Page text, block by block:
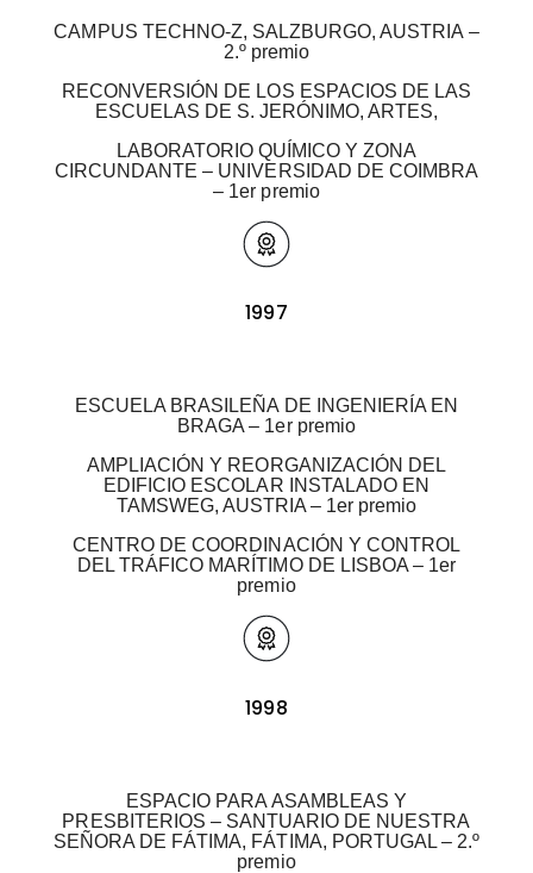
CAMPUS TECHNO-Z, SALZBURGO, AUSTRIA –
2.º premio
RECONVERSIÓN DE LOS ESPACIOS DE LAS
ESCUELAS DE S. JERÓNIMO, ARTES,
LABORATORIO QUÍMICO Y ZONA
CIRCUNDANTE – UNIVERSIDAD DE COIMBRA
– 1er premio
1997
ESCUELA BRASILEÑA DE INGENIERÍA EN
BRAGA – 1er premio
AMPLIACIÓN Y REORGANIZACIÓN DEL
EDIFICIO ESCOLAR INSTALADO EN
TAMSWEG, AUSTRIA – 1er premio
CENTRO DE COORDINACIÓN Y CONTROL
DEL TRÁFICO MARÍTIMO DE LISBOA – 1er
premio
1998
ESPACIO PARA ASAMBLEAS Y
PRESBITERIOS – SANTUARIO DE NUESTRA
SEÑORA DE FÁTIMA, FÁTIMA, PORTUGAL – 2.º
premio